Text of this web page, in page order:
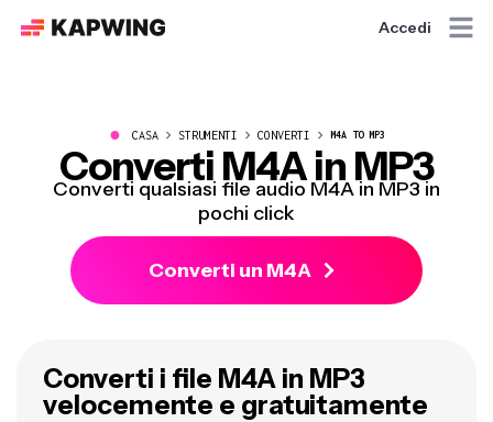
Accedi
● CASA STRUMENTI CONVERTI M4A TO MP3
Converti M4A in MP3
Converti qualsiasi file audio M4A in MP3 in
pochi click
Converti un M4A
Converti i file M4A in MP3
velocemente e gratuitamente